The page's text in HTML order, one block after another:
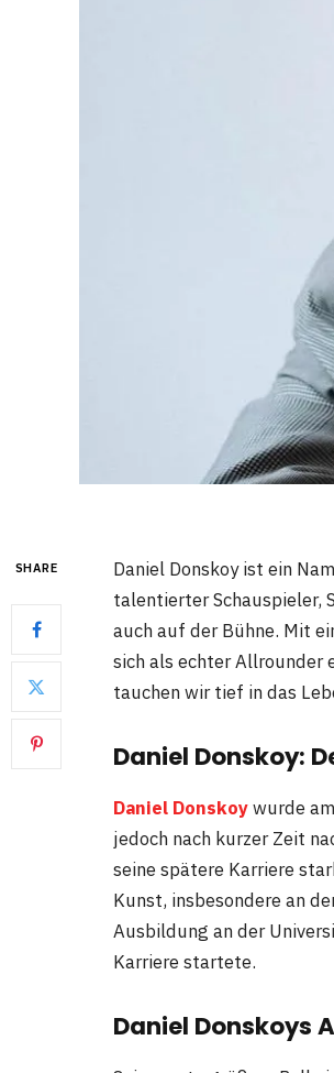
SHARE
Daniel Donskoy ist ein
talentierter Schauspieler,
auch auf der Bühne. Mit
sich als echter Allrounder
tauchen wir tief in das
Daniel Donskoy:
Daniel Donskoywurde
jedoch nach kurzer Zeit
seine spätere Karriere
Kunst, insbesondere an
Ausbildung an der
Karriere startete.
Daniel Donskoys